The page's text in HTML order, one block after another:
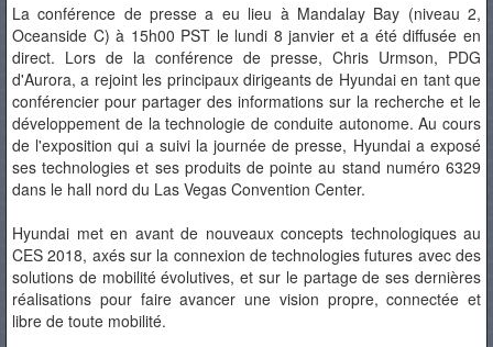
La conférence de presse a eu lieu à Mandalay Bay (niveau 2,
Oceanside C) à 15h00 PST le lundi 8 janvier et a été diffusée en
direct. Lors de la conférence de presse, Chris Urmson, PDG
d'Aurora, a rejoint les principaux dirigeants de Hyundai en tant que
conférencier pour partager des informations sur la recherche et le
développement de la technologie de conduite autonome. Au cours
de l'exposition qui a suivi la journée de presse, Hyundai a exposé
ses technologies et ses produits de pointe au stand numéro 6329
dans le hall nord du Las Vegas Convention Center.
Hyundai met en avant de nouveaux concepts technologiques au
CES 2018, axés sur la connexion de technologies futures avec des
solutions de mobilité évolutives, et sur le partage de ses dernières
réalisations pour faire avancer une vision propre, connectée et
libre de toute mobilité.